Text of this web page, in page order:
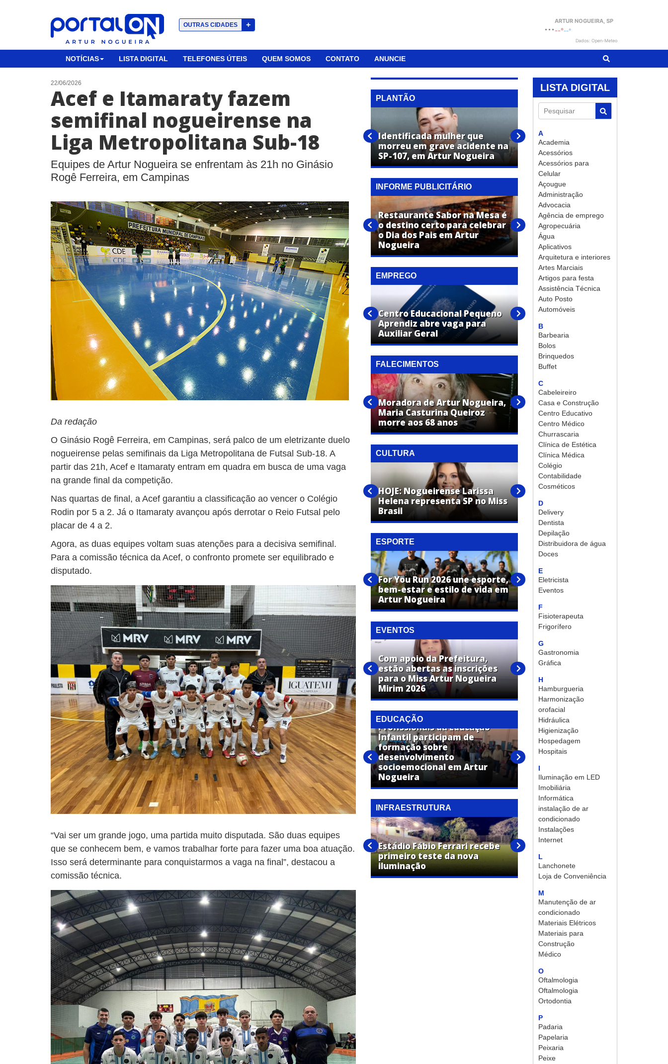
OUTRAS CIDADES + ... ARTUR NOGUEIRA , SP
--°--°
Dados: Open-Meteo
NOTÍCIAS LISTA DIGITAL TELEFONES ÚTEIS QUEM SOMOS CONTATO ANUNCIE
22/06/2026
Acef e Itamaraty fazem
semifinal nogueirense na
Liga Metropolitana Sub-18
Equipes de Artur Nogueira se enfrentam às 21h no Ginásio
Rogê Ferreira, em Campinas
Da redação
O Ginásio Rogê Ferreira, em Campinas, será palco de um eletrizante duelo
nogueirense pelas semifinais da Liga Metropolitana de Futsal Sub-18. A
partir das 21h, Acef e Itamaraty entram em quadra em busca de uma vaga
na grande final da competição.
Nas quartas de final, a Acef garantiu a classificação ao vencer o Colégio
Rodin por 5 a 2. Já o Itamaraty avançou após derrotar o Reio Futsal pelo
placar de 4 a 2.
Agora, as duas equipes voltam suas atenções para a decisiva semifinal.
Para a comissão técnica da Acef, o confronto promete ser equilibrado e
disputado.
“Vai ser um grande jogo, uma partida muito disputada. São duas equipes
que se conhecem bem, e vamos trabalhar forte para fazer uma boa atuação.
Isso será determinante para conquistarmos a vaga na final”, destacou a
comissão técnica.
LISTA DIGITAL
Pesquisar
A
Academia
Acessórios
Acessórios para
Celular
Açougue
Administração
Advocacia
Agência de emprego
Agropecuária
Água
Aplicativos
Arquitetura e interiores
Artes Marciais
Artigos para festa
Assistência Técnica
Auto Posto
Automóveis
B
Barbearia
Bolos
Brinquedos
Buffet
C
Cabeleireiro
Casa e Construção
Centro Educativo
Centro Médico
Churrascaria
Clínica de Estética
Clínica Médica
Colégio
Contabilidade
Cosméticos
D
Delivery
Dentista
Depilação
Distribuidora de água
Doces
E
Eletricista
Eventos
F
Fisioterapeuta
Frigorífero
G
Gastronomia
Gráfica
H
Hamburgueria
Harmonização
orofacial
Hidráulica
Higienização
Hospedagem
Hospitais
I
Iluminação em LED
Imobiliária
Informática
instalação de ar
condicionado
Instalações
Internet
L
Lanchonete
Loja de Conveniência
M
Manutenção de ar
condicionado
Materiais Elétricos
Materiais para
Construção
Médico
O
Oftalmologia
Oftalmologia
Ortodontia
P
Padaria
Papelaria
Peixaria
Peixe
PLANTÃO
Trio preso em flagrante por
furto de cabos subterrâneos
Identificada mulher que
morreu em grave acidente na
SP-107, em Artur Nogueira
Mulher morre após grave
acidente na SP-107, em Artur
Nogueira
INFORME PUBLICITÁRIO
Sono ruim na gestação? Veja
o que pode explicar o caso
Restaurante Sabor na Mesa é
o destino certo para celebrar
o Dia dos Pais em Artur
Nogueira
Chácara aconchegante em
São João dos Pinheiros, na
Imobiliária Olandini
EMPREGO
Net Aki abre vaga para
Instalador de Internet
Centro Educacional Pequeno
Aprendiz abre vaga para
Auxiliar Geral
Macofer oferece
oportunidade de emprego em
Artur Nogueira!
FALECIMENTOS
Natalino Theodora de
Moradora de Artur Nogueira,
Maria Casturina Queiroz
morre aos 68 anos
Sebastião Donizeti dos Reis,
de Artur Nogueira, falece aos
70 anos
CULTURA
cidades na Praça CEU das
Artes
HOJE: Nogueirense Larissa
Helena representa SP no Miss
Brasil
Grupo de Artur Nogueira
conquista 12 premiações em
festival de dança
ESPORTE
Nogueira é prata nos Jogos
Regionais 2026
For You Run 2026 une esporte,
bem-estar e estilo de vida em
Artur Nogueira
Estádio Fábio Ferrari recebe
primeiro teste da nova
EVENTOS
Expo Artur confirma show de
Panda em Artur Nogueira
Com apoio da Prefeitura,
estão abertas as inscrições
para o Miss Artur Nogueira
Mirim 2026
Confira a programação da
Festa em Louvor a São
Vicente de Paula
EDUCAÇÃO
Polícia Civil de Artur Nogueira
promove palestra sobre os
riscos do uso de álcool e
tabaco na adolescência
Profissionais da Educação
Infantil participam de
formação sobre
desenvolvimento
socioemocional em Artur
Nogueira
Profissionais da Educação
recebem capacitação em
primeiros socorros pela Lei
Lucas
INFRAESTRUTURA
Operação Cidade Limpa
encerra cronograma nos
bairros Jardim Carolina e
Jardim Laranjeiras
Estádio Fábio Ferrari recebe
primeiro teste da nova
iluminação
Prefeitura de Artur Nogueira
melhora acesso entre bairros
com obras na Rua Germano
Stein